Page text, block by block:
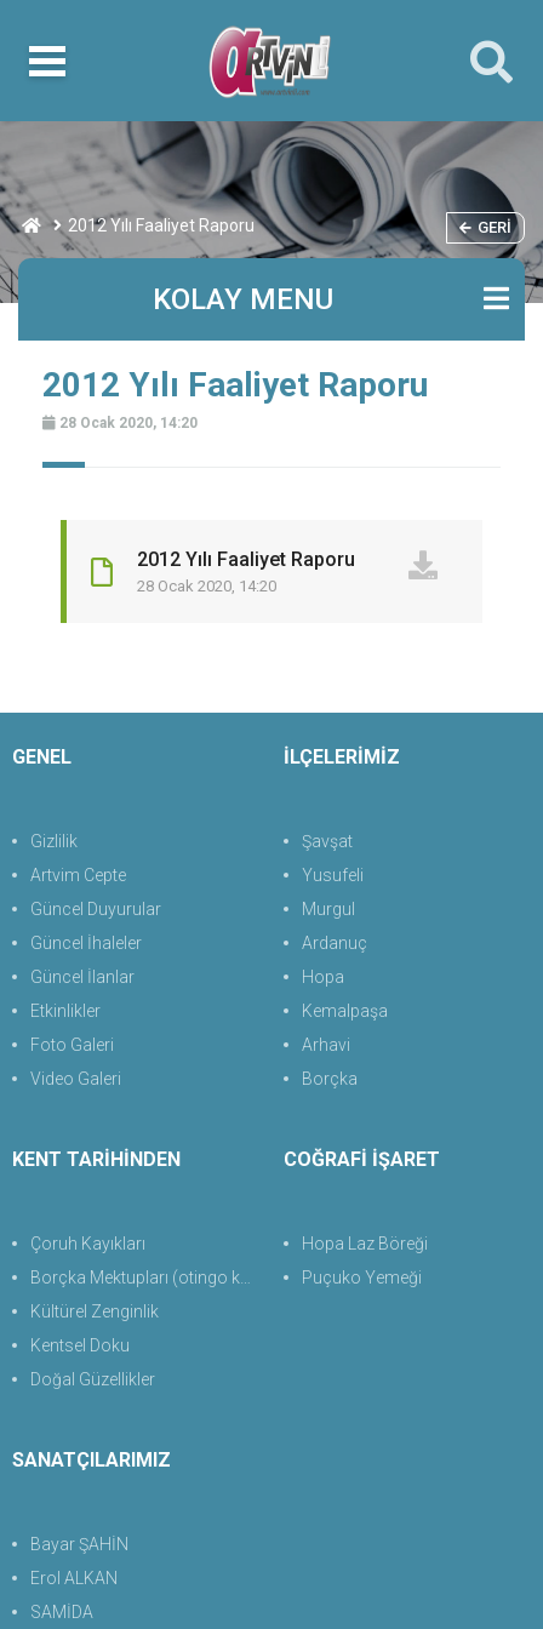
2012 Yılı Faaliyet Raporu GERI
KOLAY MENU
2012 Yılı Faaliyet Raporu
28 Ocak 2020, 14:20
2012 Yılı Faaliyet Raporu
28 Ocak 2020, 14:20
GENEL
Gizlilik
Artvim Cepte
Güncel Duyurular
Güncel İhaleler
Güncel İlanlar
Etkinlikler
Foto Galeri
Video Galeri
İLÇELERİMİZ
Şavşat
Yusufeli
Murgul
Ardanuç
Hopa
Kemalpaşa
Arhavi
Borçka
KENT TARİHİNDEN
Çoruh Kayıkları
Borçka Mektupları (otingo kaplıcası)
Kültürel Zenginlik
Kentsel Doku
Doğal Güzellikler
COĞRAFİ İŞARET
Hopa Laz Böreği
Puçuko Yemeği
SANATÇILARIMIZ
Bayar ŞAHİN
Erol ALKAN
SAMİDA